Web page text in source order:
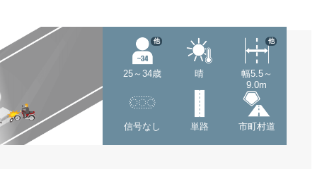
25～34歳
他
晴
幅5.5～
9.0m
他
信号なし 単路 市町村道